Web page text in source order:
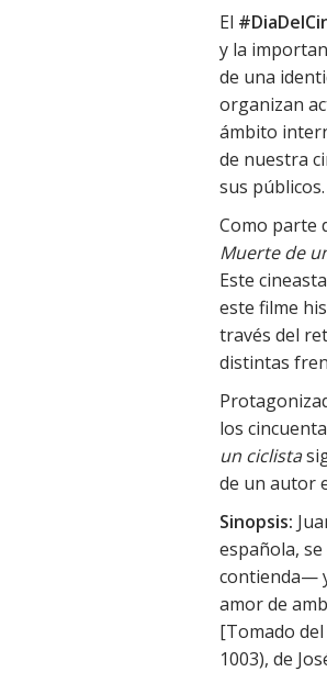
El
y la
de una
organizan
ámbito
de nuestra
sus públicos.
Como parte
Muerte de
Este
este filme
través del
distintas
los
un ciclista
de un autor
Sinopsis:
española,
contienda—
amor de
[Tomado del
1003), de